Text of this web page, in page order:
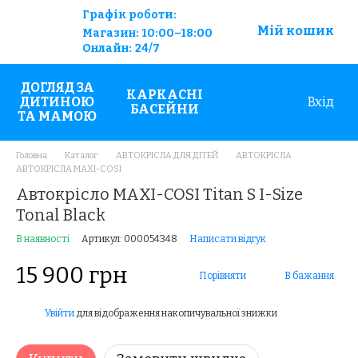
Графік роботи:
Магазин: 10:00–18:00
Онлайн: 24/7
Мій кошик
ДОГЛЯД ЗА
ДИТИНОЮ
ТА МАМОЮ
КАРКАСНІ
БАСЕЙНИ
Вхід
Головна Каталог АВТОКРІСЛА ДЛЯ ДІТЕЙ
АВТОКРІСЛА
АВТОКРІСЛА MAXI-COSI
Автокрісло MAXI-COSI Titan S I-Size
Tonal Black
В наявності Артикул: 000054348 Написати відгук
15 900 грн Порівняти В бажання
Увійти для відображення накопичувальної знижки